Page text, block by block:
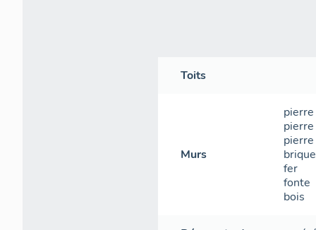
Toits
Murs
pierre
pierre
pierre
brique
fer
fonte
bois